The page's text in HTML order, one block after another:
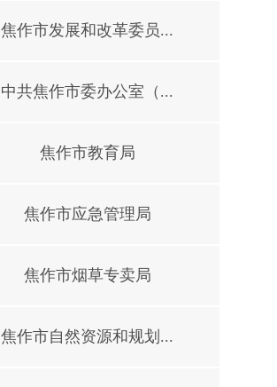
焦作市发展和改革委员...
中共焦作市委办公室（...
焦作市教育局
焦作市应急管理局
焦作市烟草专卖局
焦作市自然资源和规划...